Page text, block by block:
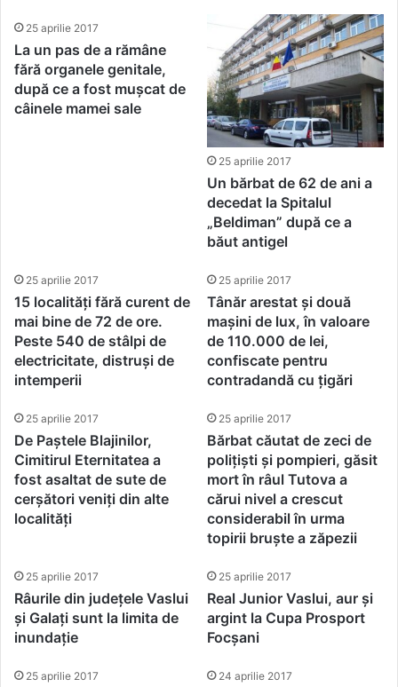
25 aprilie 2017
La un pas de a rămâne
fără organele genitale,
după ce a fost mușcat de
câinele mamei sale
25 aprilie 2017
Un bărbat de 62 de ani a
decedat la Spitalul
„Beldiman” după ce a
băut antigel
25 aprilie 2017
15 localități fără curent de
mai bine de 72 de ore.
Peste 540 de stâlpi de
electricitate, distruși de
intemperii
25 aprilie 2017
Tânăr arestat și două
mașini de lux, în valoare
de 110.000 de lei,
confiscate pentru
contradandă cu țigări
25 aprilie 2017
De Paștele Blajinilor,
Cimitirul Eternitatea a
fost asaltat de sute de
cerșători veniți din alte
localități
25 aprilie 2017
Bărbat căutat de zeci de
polițiști și pompieri, găsit
mort în râul Tutova a
cărui nivel a crescut
considerabil în urma
topirii bruște a zăpezii
25 aprilie 2017
Râurile din județele Vaslui
și Galați sunt la limita de
inundație
25 aprilie 2017
Real Junior Vaslui, aur și
argint la Cupa Prosport
Focșani
25 aprilie 2017 24 aprilie 2017